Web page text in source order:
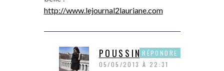
http://www.lejournal2lauriane.com
POUSSINE
05/05/2013 À 22:31
RÉPONDRE